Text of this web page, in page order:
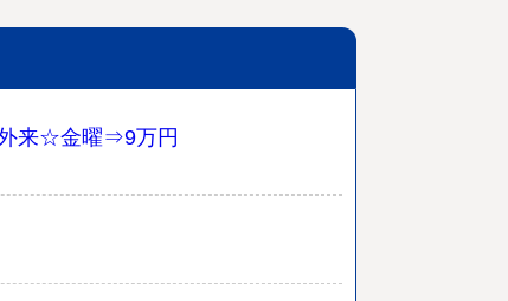
来☆金曜⇒9万円